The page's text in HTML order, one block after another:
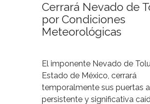
Cerrará Nevado de
por Condiciones
Meteorológicas
El imponente Nevado de
Estado de México, cerrará
temporalmente sus puertas
persistente y significativa